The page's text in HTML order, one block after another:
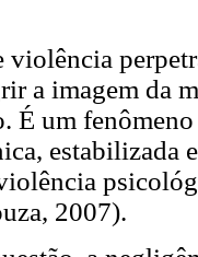
violência
a imagem da
É um
estabilizada
2007).